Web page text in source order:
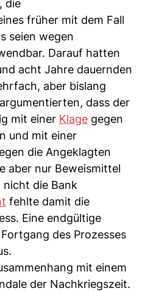
die
früher mit dem Fall
seien wegen
Darauf hatten
acht Jahre dauernden
aber bislang
dass der
mit einer Klage gegen
und mit einer
die Angeklagten
aber nur Beweismittel
nicht die Bank
fehlte damit die
Eine endgültige
des Prozesses
mit einem
der Nachkriegszeit.